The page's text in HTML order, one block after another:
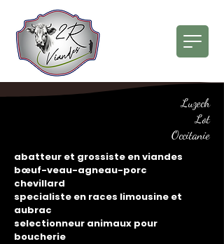
Luzech
Lot
Occitanie
abatteur et grossiste en viandes
bœuf-veau-agneau-porc
chevillard
specialiste en races limousine et
aubrac
selectionneur animaux pour
boucherie